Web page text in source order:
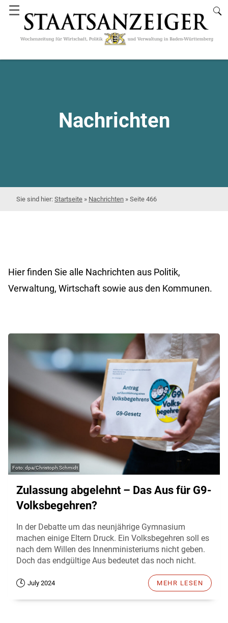
☰
Nachrichten
Startseite » Nachrichten » Seite 466
Hier finden Sie alle Nachrichten aus Politik,
Verwaltung, Wirtschaft sowie aus den Kommunen.
dpa/Christoph Schmidt
Zulassung abgelehnt – Das Aus für G9-
Volksbegehren?
In der Debatte um das neunjährige Gymnasium
machen einige Eltern Druck. Ein Volksbegehren soll es
nach dem Willen des Innenministeriums nicht geben.
Doch das endgültige Aus bedeutet das noch nicht.
July 2024 MEHR LESEN